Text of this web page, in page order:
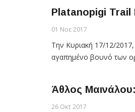
Platanopigi Trail
01 Νοε 2017
Την Κυριακή 17/12/2017,
αγαπημένο βουνό των
Άθλος
26 Οκτ 2017